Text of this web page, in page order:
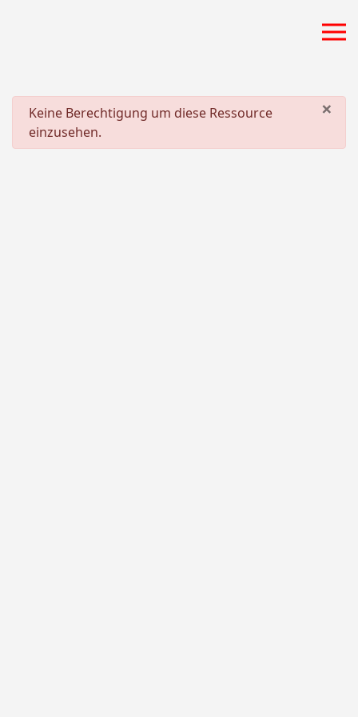
×
danger
Keine Berechtigung um diese Ressource
einzusehen.